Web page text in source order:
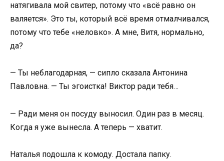
натягивала мой свитер, потому что «всё равно он
валяется». Это ты, который всё время отмалчивался,
потому что тебе «неловко». А мне, Витя, нормально,
да?
— Ты неблагодарная, — сипло сказала Антонина
Павловна. — Ты эгоистка! Виктор ради тебя…
— Ради меня он посуду выносил. Один раз в месяц.
Когда я уже вынесла. А теперь — хватит.
Наталья подошла к комоду. Достала папку.